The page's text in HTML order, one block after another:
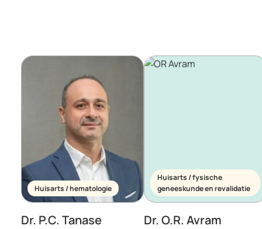
Huisarts / hematologie
Dr. P.C. Tanase
Huisarts / fysische
geneeskunde en revalidatie
Dr. O.R. Avram